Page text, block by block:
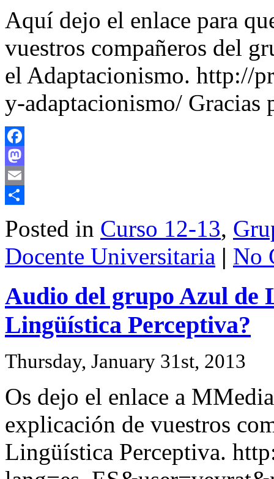
Aquí dejo el enlace para
vuestros compañeros del
el Adaptacionismo. http://
y-adaptacionismo/ Gracias
Facebook
Mastodon
Email
Posted in Curso 12-13,
Docente Universitaria | No
Audio del grupo Azul de
Lingüística Perceptiva?
Thursday, January 31st, 2013
Os dejo el enlace a
explicación de vuestros
Lingüística Perceptiva.